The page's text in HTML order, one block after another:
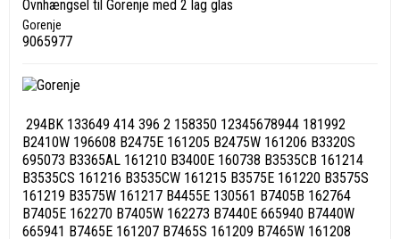
Ovnhængsel til Gorenje med 2 lag glas
Gorenje
9065977
294BK 133649 414 396 2 158350 12345678944 181992
B2410W 196608 B2475E 161205 B2475W 161206 B3320S
695073 B3365AL 161210 B3400E 160738 B3535CB 161214
B3535CS 161216 B3535CW 161215 B3575E 161220 B3575S
161219 B3575W 161217 B4455E 130561 B7405B 162764
B7405E 162270 B7405W 162273 B7440E 665940 B7440W
665941 B7465E 161207 B7465S 161209 B7465W 161208